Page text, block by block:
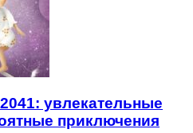
увлекательные
приключения